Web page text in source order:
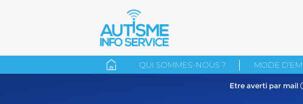
QUI SOMMES-NOUS ? MODE
Etre averti par mail